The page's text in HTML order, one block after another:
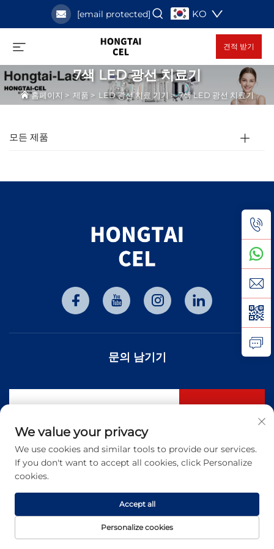
[email protected] KO
견적 받기
7색 LED 광선 치료기
홈페이지 > 제품 > LED 광선 치료 기기>7색 LED 광선 치료기
모든 제품
문의 남기기
저작권 © 2026 천진 홍타이 광전자기술 유한공사. 모든 권리 보유. - 개인
정보 보호정책
We value your privacy
We use cookies and similar tools to provide our services.
If you don't want to accept all cookies, click Personalize
cookies.
Personalize cookies
Accept all